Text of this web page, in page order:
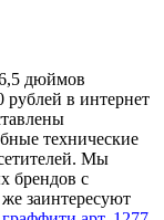
дюймов
рублей в интернет
технические
Мы
брендов с
заинтересуют